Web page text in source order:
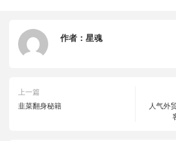
作者： 星魂
上一篇
韭菜翻身秘籍
人气外